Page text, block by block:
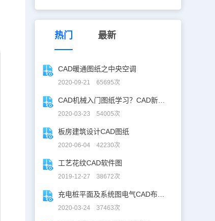
热门 最新
CAD暖通图纸之中央空调
2020-09-21 65695次
2020-03-23 54005次
板房建筑设计CAD图纸
2020-06-04 42230次
工艺花纹CAD软件图
2019-12-27 38672次
2020-03-24 37463次